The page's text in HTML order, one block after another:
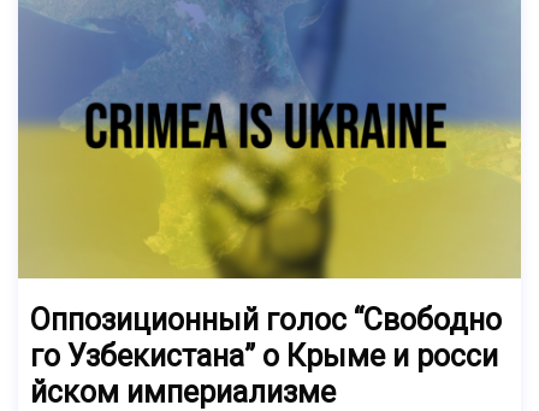
Оппозиционный голос “Свободно
го Узбекистана” о Крыме и росси
йском империализме